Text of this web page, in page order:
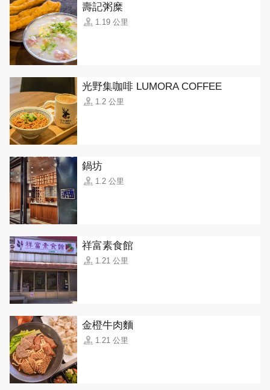
壽記粥糜
1.19 公里
光野集咖啡 LUMORA COFFEE
1.2 公里
鍋坊
1.2 公里
祥富素食館
1.21 公里
金橙牛肉麵
1.21 公里